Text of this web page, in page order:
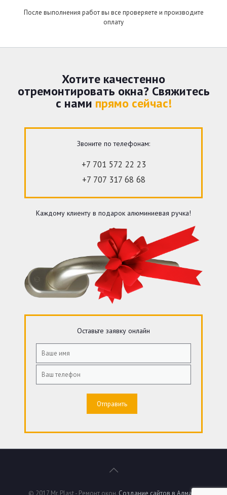
После выполнения работ вы все проверяете и производите
оплату
Хотите качестенно
отремонтировать окна? Свяжитесь
с нами прямо сейчас!
Звоните по телефонам:
+7 701 572 22 23
+7 707 317 68 68
Каждому клиенту в подарок алюминиевая ручка!
Оставьте заявку онлайн
© 2017 Mr. Plast - Ремонт окон. Создание сайтов в Алматы